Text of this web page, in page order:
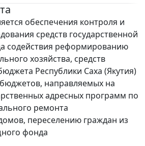
обеспечения контроля и
средств государственной
содействия реформированию
хозяйства, средств
Республики Саха (Якутия)
направляемых на
адресных программ по
ремонта
переселению граждан из
фонда